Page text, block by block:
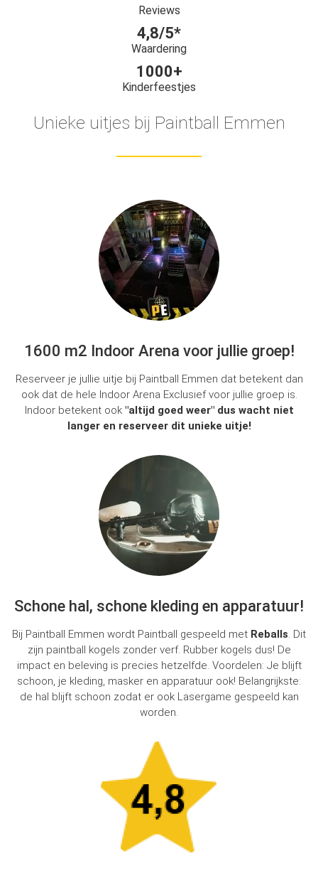
Reviews
4,8/5*
Waardering
1000+
Kinderfeestjes
Unieke uitjes bij Paintball Emmen
1600 m2 Indoor Arena voor jullie groep!
Reserveer je jullie uitje bij Paintball Emmen dat betekent dan
ook dat de hele Indoor Arena Exclusief voor jullie groep is.
Indoor betekent ook "altijd goed weer" dus wacht niet
langer en reserveer dit unieke uitje!
Schone hal, schone kleding en apparatuur!
Bij Paintball Emmen wordt Paintball gespeeld met Reballs. Dit
zijn paintball kogels zonder verf. Rubber kogels dus! De
impact en beleving is precies hetzelfde. Voordelen: Je blijft
schoon, je kleding, masker en apparatuur ook! Belangrijkste:
de hal blijft schoon zodat er ook Lasergame gespeeld kan
worden.